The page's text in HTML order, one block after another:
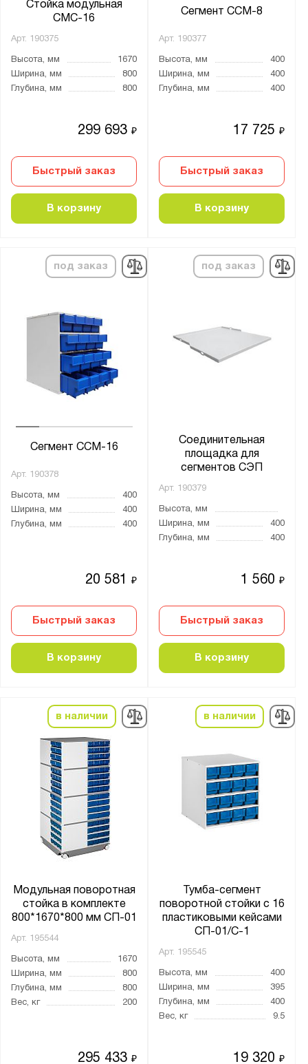
Стойка модульная
СМС-16
Арт. 190375
Высота, мм
1670
Ширина, мм
800
Глубина, мм
800
299 693₽
Быстрый заказ
В корзину
Cегмент ССМ-8
Арт. 190377
Высота, мм
400
Ширина, мм
400
Глубина, мм
400
17 725₽
Быстрый заказ
В корзину
под заказ
Cегмент ССМ-16
Арт. 190378
Высота, мм
400
Ширина, мм
400
Глубина, мм
400
20 581₽
Быстрый заказ
В корзину
под заказ
Соединительная
площадка для
сегментов СЭП
Арт. 190379
Высота, мм
Ширина, мм
400
Глубина, мм
400
1 560₽
Быстрый заказ
В корзину
в наличии
Модульная поворотная
стойка в комплекте
800*1670*800 мм СП-01
Арт. 195544
Высота, мм
1670
Ширина, мм
800
Глубина, мм
800
Вес, кг
200
295 433₽
в наличии
Тумба-сегмент
поворотной стойки с 16
пластиковыми кейсами
СП-01/C-1
Арт. 195545
Высота, мм
400
Ширина, мм
395
Глубина, мм
400
Вес, кг
9.5
19 320₽